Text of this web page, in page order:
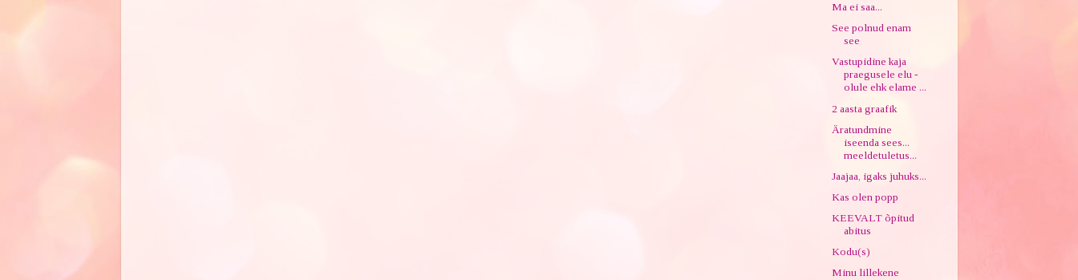
Ma ei saa...
See polnud enam
see
Vastupidine kaja
praegusele elu -
olule ehk elame ...
2 aasta graafik
Äratundmine
iseenda sees...
meeldetuletus...
Jaajaa, igaks juhuks...
Kas olen popp
KEEVALT õpitud
abitus
Kodu(s)
Minu lillekene